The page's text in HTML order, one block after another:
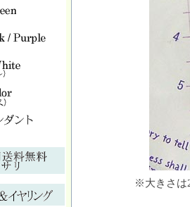
※大きさは